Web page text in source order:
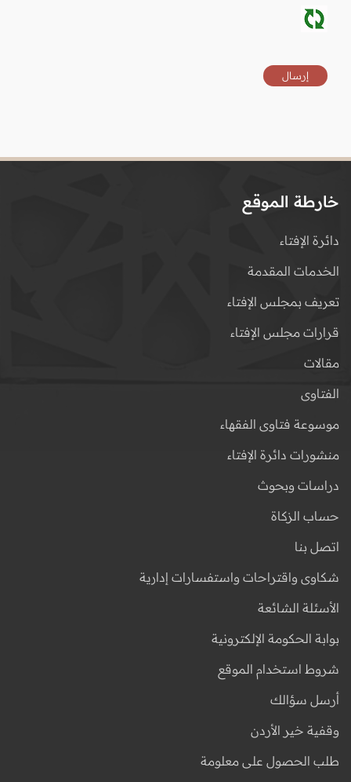
خارطة الموقع
دائرة الإفتاء
الخدمات المقدمة
تعريف بمجلس الإفتاء
قرارات مجلس الإفتاء
مقالات
الفتاوى
موسوعة فتاوى الفقهاء
منشورات دائرة الإفتاء
دراسات وبحوث
حساب الزكاة
اتصل بنا
شكاوى واقتراحات واستفسارات إدارية
الأسئلة الشائعة
بوابة الحكومة الإلكترونية
شروط استخدام الموقع
أرسل سؤالك
وقفية خير الأردن
طلب الحصول على معلومة